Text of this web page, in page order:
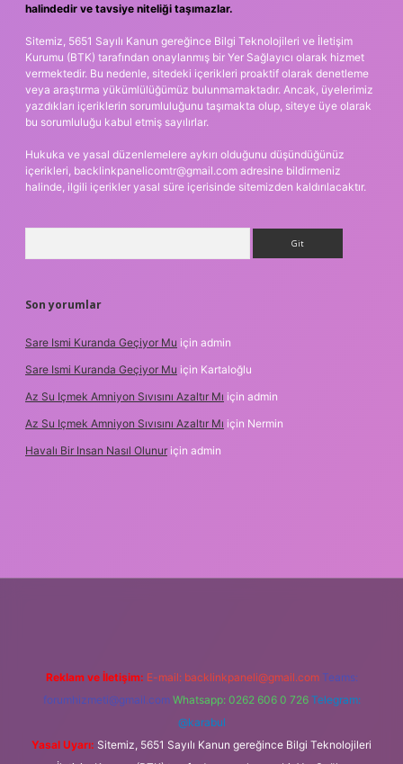
halindedir ve tavsiye niteliği taşımazlar.
Sitemiz, 5651 Sayılı Kanun gereğince Bilgi Teknolojileri ve İletişim
Kurumu (BTK) tarafından onaylanmış bir Yer Sağlayıcı olarak hizmet
vermektedir. Bu nedenle, sitedeki içerikleri proaktif olarak denetleme
veya araştırma yükümlülüğümüz bulunmamaktadır. Ancak, üyelerimiz
yazdıkları içeriklerin sorumluluğunu taşımakta olup, siteye üye olarak
bu sorumluluğu kabul etmiş sayılırlar.
Hukuka ve yasal düzenlemelere aykırı olduğunu düşündüğünüz
içerikleri, backlinkpanelicomtr@gmail.com adresine bildirmeniz
halinde, ilgili içerikler yasal süre içerisinde sitemizden kaldırılacaktır.
Son yorumlar
Sare Ismi Kuranda Geçiyor Mu için admin
Sare Ismi Kuranda Geçiyor Mu için Kartaloğlu
Az Su Içmek Amniyon Sıvısını Azaltır Mı için admin
Az Su Içmek Amniyon Sıvısını Azaltır Mı için Nermin
Havalı Bir Insan Nasıl Olunur için admin
Reklam ve İletişim: E-mail: backlinkpaneli@gmail.com Teams:
forumhizmeti@gmail.com Whatsapp: 0262 606 0 726 Telegram:
@karabul
Yasal Uyarı: Sitemiz, 5651 Sayılı Kanun gereğince Bilgi Teknolojileri